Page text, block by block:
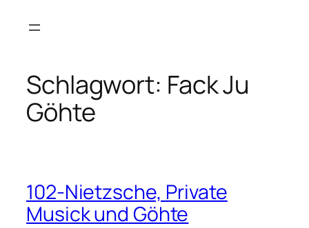
Inhalt
Schlagwort: Fack Ju
Göhte
102-Nietzsche, Private
Musick und Göhte